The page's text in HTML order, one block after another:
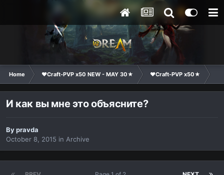
Home ❤Craft-PVP x50 NEW - MAY 30★ ❤Craft-PVP x50★
И как вы мне это объясните?
Bypravda
October 8, 2015 in Archive